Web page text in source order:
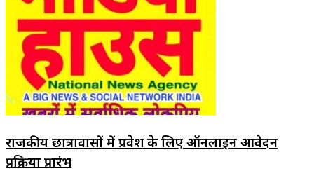
राजकीय छात्रावासों में प्रवेश के लिए ऑनलाइन आवेदन
प्रक्रिया प्रारंभ